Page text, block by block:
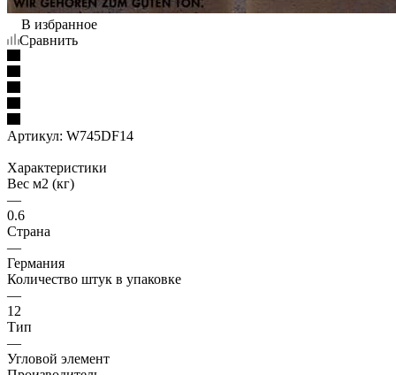
В избранное
Сравнить
Артикул: W745DF14
Характеристики
Вес м2 (кг)
—
0.6
Страна
—
Германия
Количество штук в упаковке
—
12
Тип
—
Угловой элемент